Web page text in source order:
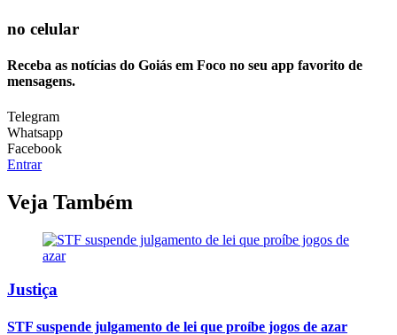
no celular
Receba as notícias do Goiás em Foco no seu app favorito de
mensagens.
Telegram
Whatsapp
Facebook
Entrar
Veja Também
Justiça
STF suspende julgamento de lei que proíbe jogos de azar